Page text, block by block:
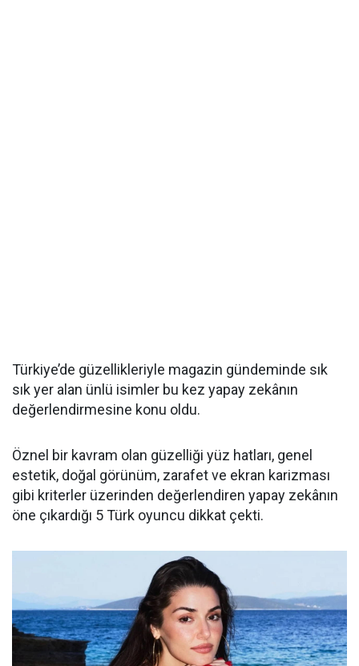
Türkiye’de güzellikleriyle magazin gündeminde sık
sık yer alan ünlü isimler bu kez yapay zekânın
değerlendirmesine konu oldu.
Öznel bir kavram olan güzelliği yüz hatları, genel
estetik, doğal görünüm, zarafet ve ekran karizması
gibi kriterler üzerinden değerlendiren yapay zekânın
öne çıkardığı 5 Türk oyuncu dikkat çekti.